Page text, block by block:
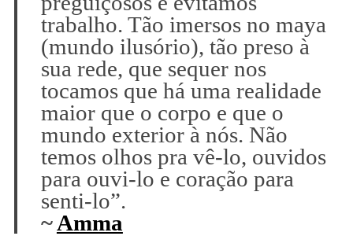
trabalho. Tão imersos no maya
(mundo ilusório), tão preso à
sua rede, que sequer nos
tocamos que há uma realidade
maior que o corpo e que o
mundo exterior à nós. Não
temos olhos pra vê-lo, ouvidos
para ouvi-lo e coração para
senti-lo”.
~Amma